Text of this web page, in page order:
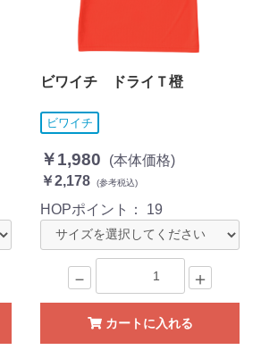
ビワイチ ドライＴ橙
ビワイチ
￥1,980
(本体価格)
￥2,178
(参考税込)
HOPポイント： 19
－ ＋
カートに入れる